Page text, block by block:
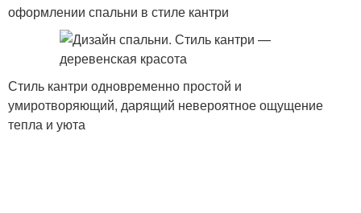
оформлении спальни в стиле кантри
Стиль кантри одновременно простой и
умиротворяющий, дарящий невероятное ощущение
тепла и уюта